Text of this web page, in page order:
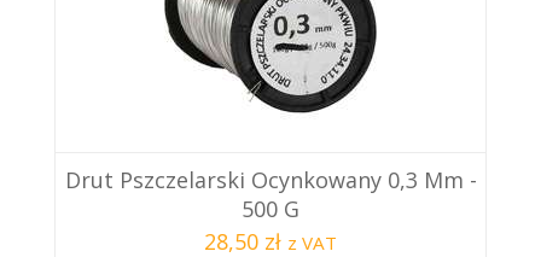
Drut Pszczelarski Ocynkowany 0,3 Mm -
500 G
28,50 zł z VAT